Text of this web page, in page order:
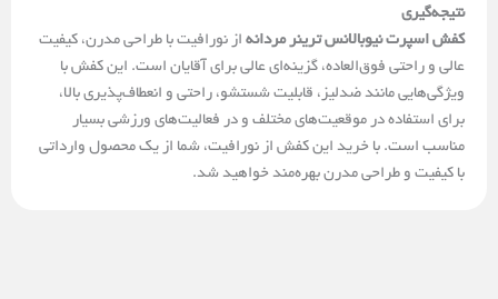
نتیجه‌گیری
کفش اسپرت نیوبالانس ترینر مردانه از نورافیت با طراحی مدرن، کیفیت
عالی و راحتی فوق‌العاده، گزینه‌ای عالی برای آقایان است. این کفش با
ویژگی‌هایی مانند ضدلیز، قابلیت شستشو، راحتی و انعطاف‌پذیری بالا،
برای استفاده در موقعیت‌های مختلف و در فعالیت‌های ورزشی بسیار
مناسب است. با خرید این کفش از نورافیت، شما از یک محصول وارداتی
با کیفیت و طراحی مدرن بهره‌مند خواهید شد.